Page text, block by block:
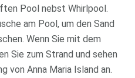
Pool nebst Whirlpool.
am Pool, um den Sand
Wenn Sie mit dem
Sie zum Strand und sehen
von Anna Maria Island an.